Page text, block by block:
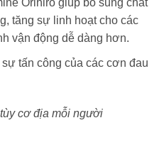
Orihiro giúp bổ sung chất
tăng sự linh hoạt cho các
vận động dễ dàng hơn.
tấn công của các cơn đau
cơ địa mỗi người